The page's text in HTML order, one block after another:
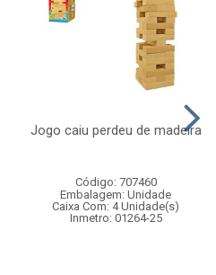
Jogo caiu perdeu de madeira
Código: 707460
Embalagem: Unidade
Caixa Com: 4 Unidade(s)
Inmetro: 01264-25